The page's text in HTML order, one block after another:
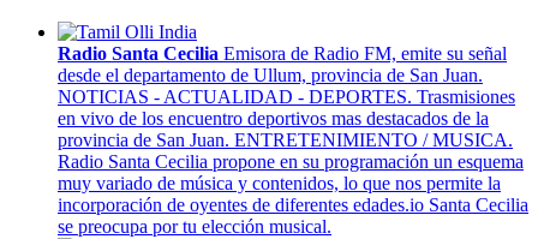
Radio Santa Cecilia Emisora de Radio FM, emite su señal
desde el departamento de Ullum, provincia de San Juan.
NOTICIAS - ACTUALIDAD - DEPORTES. Trasmisiones
en vivo de los encuentro deportivos mas destacados de la
provincia de San Juan. ENTRETENIMIENTO / MUSICA.
Radio Santa Cecilia propone en su programación un esquema
muy variado de música y contenidos, lo que nos permite la
incorporación de oyentes de diferentes edades.io Santa Cecilia
se preocupa por tu elección musical.